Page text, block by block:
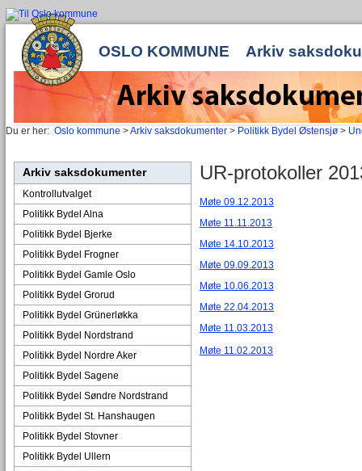
OSLO KOMMUNE Arkiv
Du er her: Oslo kommune >Arkiv saksdokumenter > Politikk Bydel Østensjø >
Arkiv saksdokumenter
Kontrollutvalget
Politikk Bydel Alna
Politikk Bydel Bjerke
Politikk Bydel Frogner
Politikk Bydel Gamle Oslo
Politikk Bydel Grorud
Politikk Bydel Grünerløkka
Politikk Bydel Nordstrand
Politikk Bydel Nordre Aker
Politikk Bydel Sagene
Politikk Bydel Søndre Nordstrand
Politikk Bydel St. Hanshaugen
Politikk Bydel Stovner
Politikk Bydel Ullern
UR-protokoller
Møte 09.12.2013
Møte 11.11.2013
Møte 14.10.2013
Møte 09.09.2013
Møte 10.06.2013
Møte 22.04.2013
Møte 11.03.2013
Møte 11.02.2013